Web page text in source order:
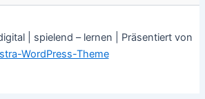
| spielend – lernen | Präsentiert von
WordPress-Theme